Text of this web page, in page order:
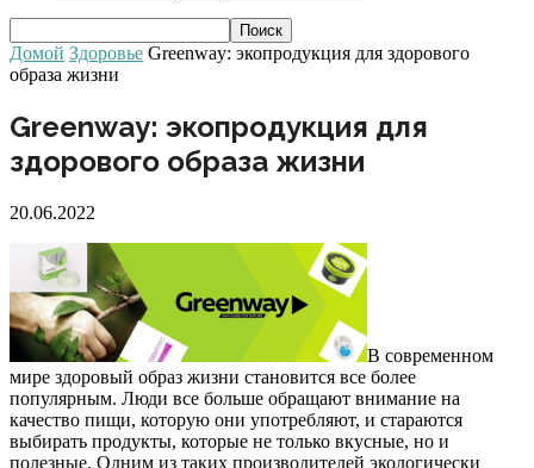
Домой Здоровье Greenway: экопродукция для здорового
образа жизни
Greenway: экопродукция для
здорового образа жизни
20.06.2022
В современном
мире здоровый образ жизни становится все более
популярным. Люди все больше обращают внимание на
качество пищи, которую они употребляют, и стараются
выбирать продукты, которые не только вкусные, но и
полезные. Одним из таких производителей экологически